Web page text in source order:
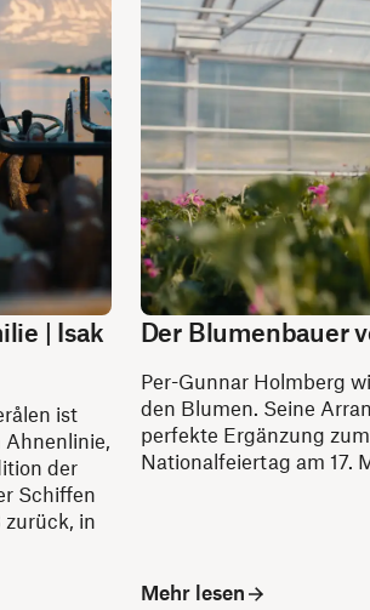
| Isak
ist
Ahnenlinie,
der
Schiffen
zurück, in
Der Blumenbauer
Per-Gunnar Holmberg
den Blumen. Seine
perfekte Ergänzung
Nationalfeiertag am 17.
Mehr lesen